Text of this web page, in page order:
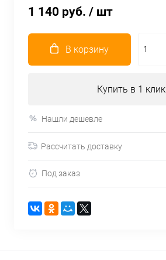
1 140 руб. / шт
В корзину
Купить в 1 клик
Нашли дешевле
Рассчитать доставку
Под заказ